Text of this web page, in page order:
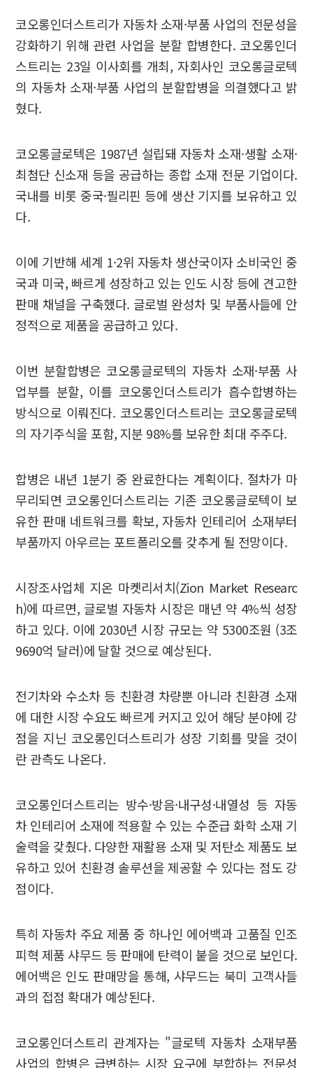
코오롱인더스트리가 자동차 소재·부품 사업의 전문성을
강화하기 위해 관련 사업을 분할 합병한다. 코오롱인더
스트리는 23일 이사회를 개최, 자회사인 코오롱글로텍
의 자동차 소재·부품 사업의 분할합병을 의결했다고 밝
혔다.
코오롱글로텍은 1987년 설립돼 자동차 소재·생활 소재·
최첨단 신소재 등을 공급하는 종합 소재 전문 기업이다.
국내를 비롯 중국·필리핀 등에 생산 기지를 보유하고 있
다.
이에 기반해 세계 1·2위 자동차 생산국이자 소비국인 중
국과 미국, 빠르게 성장하고 있는 인도 시장 등에 견고한
판매 채널을 구축했다. 글로벌 완성차 및 부품사들에 안
정적으로 제품을 공급하고 있다.
이번 분할합병은 코오롱글로텍의 자동차 소재·부품 사
업부를 분할, 이를 코오롱인더스트리가 흡수합병하는
방식으로 이뤄진다. 코오롱인더스트리는 코오롱글로텍
의 자기주식을 포함, 지분 98%를 보유한 최대 주주다.
합병은 내년 1분기 중 완료한다는 계획이다. 절차가 마
무리되면 코오롱인더스트리는 기존 코오롱글로텍이 보
유한 판매 네트워크를 확보, 자동차 인테리어 소재부터
부품까지 아우르는 포트폴리오를 갖추게 될 전망이다.
시장조사업체 지온 마켓리서치(Zion Market Researc
h)에 따르면, 글로벌 자동차 시장은 매년 약 4%씩 성장
하고 있다. 이에 2030년 시장 규모는 약 5300조원 (3조
9690억 달러)에 달할 것으로 예상된다.
전기차와 수소차 등 친환경 차량뿐 아니라 친환경 소재
에 대한 시장 수요도 빠르게 커지고 있어 해당 분야에 강
점을 지닌 코오롱인더스트리가 성장 기회를 맞을 것이
란 관측도 나온다.
코오롱인더스트리는 방수·방음·내구성·내열성 등 자동
차 인테리어 소재에 적용할 수 있는 수준급 화학 소재 기
술력을 갖췄다. 다양한 재활용 소재 및 저탄소 제품도 보
유하고 있어 친환경 솔루션을 제공할 수 있다는 점도 강
점이다.
특히 자동차 주요 제품 중 하나인 에어백과 고품질 인조
피혁 제품 샤무드 등 판매에 탄력이 붙을 것으로 보인다.
에어백은 인도 판매망을 통해, 샤무드는 북미 고객사들
과의 접점 확대가 예상된다.
코오롱인더스트리 관계자는 "글로텍 자동차 소재부품
사업의 합병은 급변하는 시장 요구에 부합하는 전문성